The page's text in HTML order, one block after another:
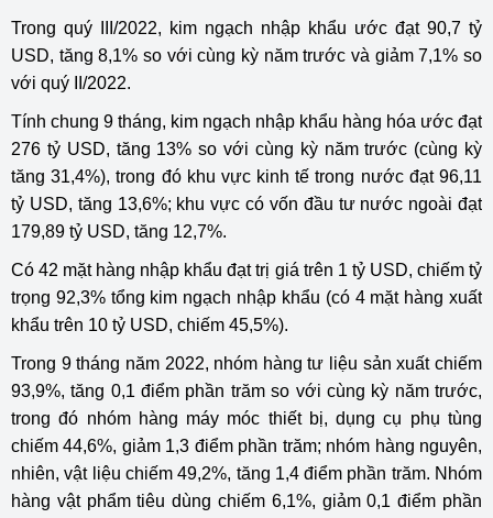
Trong quý III/2022, kim ngạch nhập khẩu ước đạt 90,7 tỷ
USD, tăng 8,1% so với cùng kỳ năm trước và giảm 7,1% so
với quý II/2022.
Tính chung 9 tháng, kim ngạch nhập khẩu hàng hóa ước đạt
276 tỷ USD, tăng 13% so với cùng kỳ năm trước (cùng kỳ
tăng 31,4%), trong đó khu vực kinh tế trong nước đạt 96,11
tỷ USD, tăng 13,6%; khu vực có vốn đầu tư nước ngoài đạt
179,89 tỷ USD, tăng 12,7%.
Có 42 mặt hàng nhập khẩu đạt trị giá trên 1 tỷ USD, chiếm tỷ
trọng 92,3% tổng kim ngạch nhập khẩu (có 4 mặt hàng xuất
khẩu trên 10 tỷ USD, chiếm 45,5%).
Trong 9 tháng năm 2022, nhóm hàng tư liệu sản xuất chiếm
93,9%, tăng 0,1 điểm phần trăm so với cùng kỳ năm trước,
trong đó nhóm hàng máy móc thiết bị, dụng cụ phụ tùng
chiếm 44,6%, giảm 1,3 điểm phần trăm; nhóm hàng nguyên,
nhiên, vật liệu chiếm 49,2%, tăng 1,4 điểm phần trăm. Nhóm
hàng vật phẩm tiêu dùng chiếm 6,1%, giảm 0,1 điểm phần